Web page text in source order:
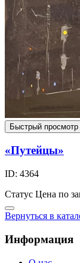
Быстрый просмотр
«Путейцы»
ID: 4364
Статус Цена по
Вернуться в
Информация